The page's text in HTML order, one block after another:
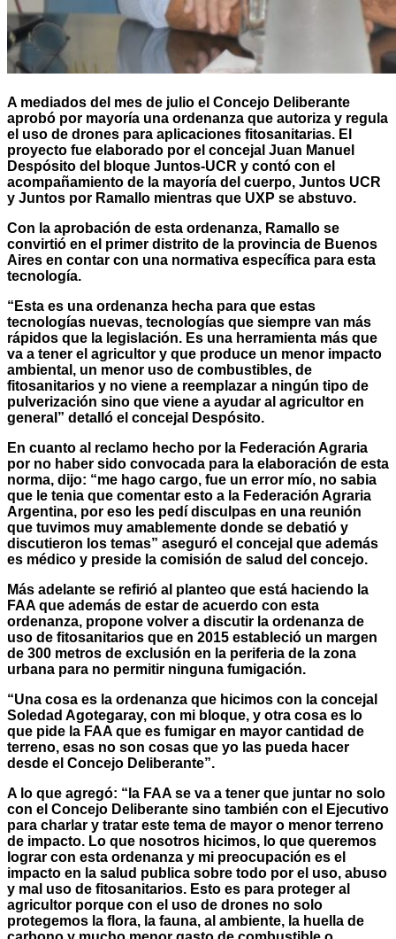
A mediados del mes de julio el Concejo Deliberante
aprobó por mayoría una ordenanza que autoriza y regula
el uso de drones para aplicaciones fitosanitarias. El
proyecto fue elaborado por el concejal Juan Manuel
Despósito del bloque Juntos-UCR y contó con el
acompañamiento de la mayoría del cuerpo, Juntos UCR
y Juntos por Ramallo mientras que UXP se abstuvo.
Con la aprobación de esta ordenanza, Ramallo se
convirtió en el primer distrito de la provincia de Buenos
Aires en contar con una normativa específica para esta
tecnología.
“Esta es una ordenanza hecha para que estas
tecnologías nuevas, tecnologías que siempre van más
rápidos que la legislación. Es una herramienta más que
va a tener el agricultor y que produce un menor impacto
ambiental, un menor uso de combustibles, de
fitosanitarios y no viene a reemplazar a ningún tipo de
pulverización sino que viene a ayudar al agricultor en
general” detalló el concejal Despósito.
En cuanto al reclamo hecho por la Federación Agraria
por no haber sido convocada para la elaboración de esta
norma, dijo: “me hago cargo, fue un error mío, no sabia
que le tenia que comentar esto a la Federación Agraria
Argentina, por eso les pedí disculpas en una reunión
que tuvimos muy amablemente donde se debatió y
discutieron los temas” aseguró el concejal que además
es médico y preside la comisión de salud del concejo.
Más adelante se refirió al planteo que está haciendo la
FAA que además de estar de acuerdo con esta
ordenanza, propone volver a discutir la ordenanza de
uso de fitosanitarios que en 2015 estableció un margen
de 300 metros de exclusión en la periferia de la zona
urbana para no permitir ninguna fumigación.
“Una cosa es la ordenanza que hicimos con la concejal
Soledad Agotegaray, con mi bloque, y otra cosa es lo
que pide la FAA que es fumigar en mayor cantidad de
terreno, esas no son cosas que yo las pueda hacer
desde el Concejo Deliberante”.
A lo que agregó: “la FAA se va a tener que juntar no solo
con el Concejo Deliberante sino también con el Ejecutivo
para charlar y tratar este tema de mayor o menor terreno
de impacto. Lo que nosotros hicimos, lo que queremos
lograr con esta ordenanza y mi preocupación es el
impacto en la salud publica sobre todo por el uso, abuso
y mal uso de fitosanitarios. Esto es para proteger al
agricultor porque con el uso de drones no solo
protegemos la flora, la fauna, al ambiente, la huella de